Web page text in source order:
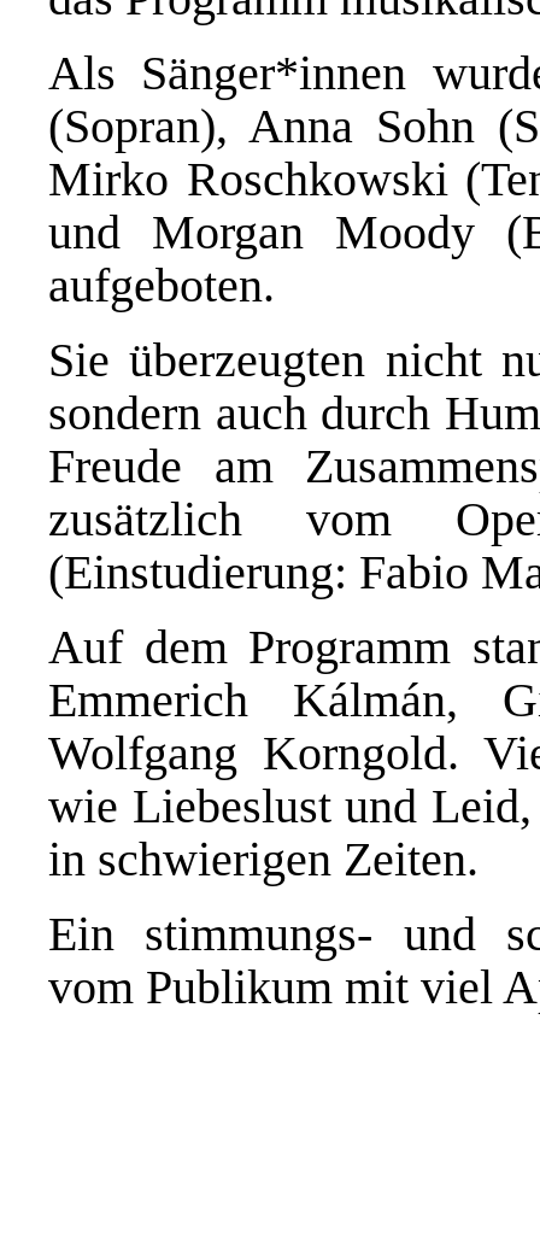
Als Sänger*innen
(Sopran), Anna Sohn
Mirko Roschkowski
und Morgan Moody
aufgeboten.
Sie überzeugten nicht
sondern auch durch
Freude am
zusätzlich vom
(Einstudierung: Fabio
Auf dem Programm
Emmerich Kálmán,
Wolfgang Korngold.
wie Liebeslust und
in schwierigen Zeiten.
Ein stimmungs- und
vom Publikum mit viel